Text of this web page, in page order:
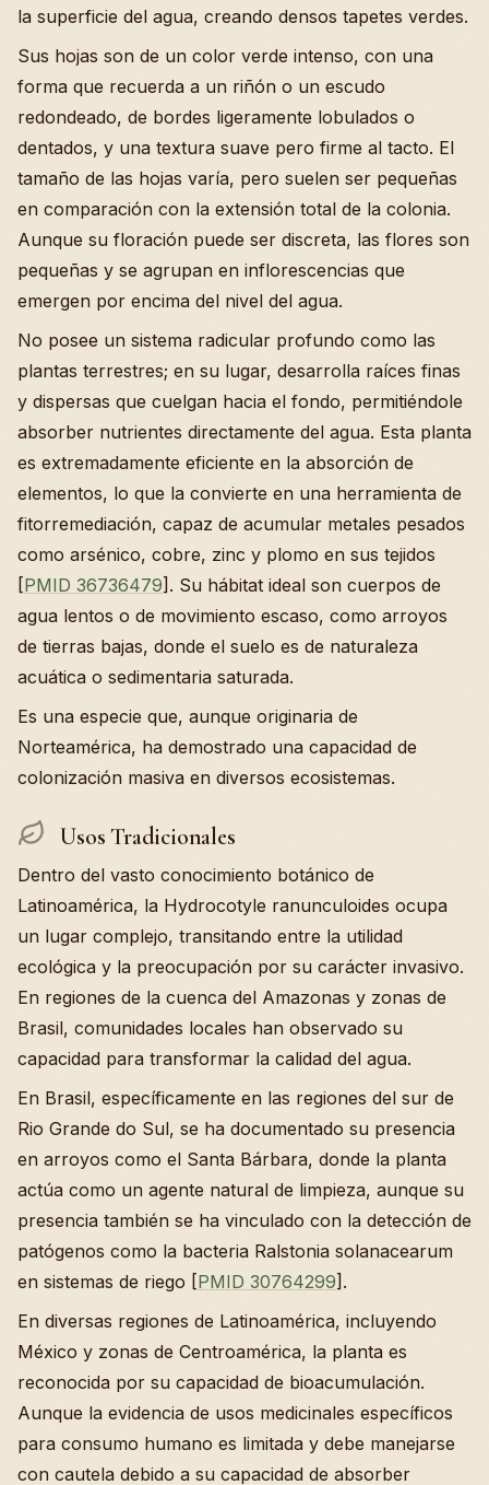
la superficie del agua, creando densos tapetes verdes.
Sus hojas son de un color verde intenso, con una
forma que recuerda a un riñón o un escudo
redondeado, de bordes ligeramente lobulados o
dentados, y una textura suave pero firme al tacto. El
tamaño de las hojas varía, pero suelen ser pequeñas
en comparación con la extensión total de la colonia.
Aunque su floración puede ser discreta, las flores son
pequeñas y se agrupan en inflorescencias que
emergen por encima del nivel del agua.
No posee un sistema radicular profundo como las
plantas terrestres; en su lugar, desarrolla raíces finas
y dispersas que cuelgan hacia el fondo, permitiéndole
absorber nutrientes directamente del agua. Esta planta
es extremadamente eficiente en la absorción de
elementos, lo que la convierte en una herramienta de
fitorremediación, capaz de acumular metales pesados
como arsénico, cobre, zinc y plomo en sus tejidos
[PMID 36736479]. Su hábitat ideal son cuerpos de
agua lentos o de movimiento escaso, como arroyos
de tierras bajas, donde el suelo es de naturaleza
acuática o sedimentaria saturada.
Es una especie que, aunque originaria de
Norteamérica, ha demostrado una capacidad de
colonización masiva en diversos ecosistemas.
Usos Tradicionales
Dentro del vasto conocimiento botánico de
Latinoamérica, la Hydrocotyle ranunculoides ocupa
un lugar complejo, transitando entre la utilidad
ecológica y la preocupación por su carácter invasivo.
En regiones de la cuenca del Amazonas y zonas de
Brasil, comunidades locales han observado su
capacidad para transformar la calidad del agua.
En Brasil, específicamente en las regiones del sur de
Rio Grande do Sul, se ha documentado su presencia
en arroyos como el Santa Bárbara, donde la planta
actúa como un agente natural de limpieza, aunque su
presencia también se ha vinculado con la detección de
patógenos como la bacteria Ralstonia solanacearum
en sistemas de riego [PMID 30764299].
En diversas regiones de Latinoamérica, incluyendo
México y zonas de Centroamérica, la planta es
reconocida por su capacidad de bioacumulación.
Aunque la evidencia de usos medicinales específicos
para consumo humano es limitada y debe manejarse
con cautela debido a su capacidad de absorber